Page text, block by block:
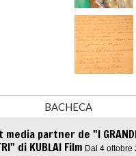
BACHECA
media partner de "I
di KUBLAI Film Dal 4 ottobre